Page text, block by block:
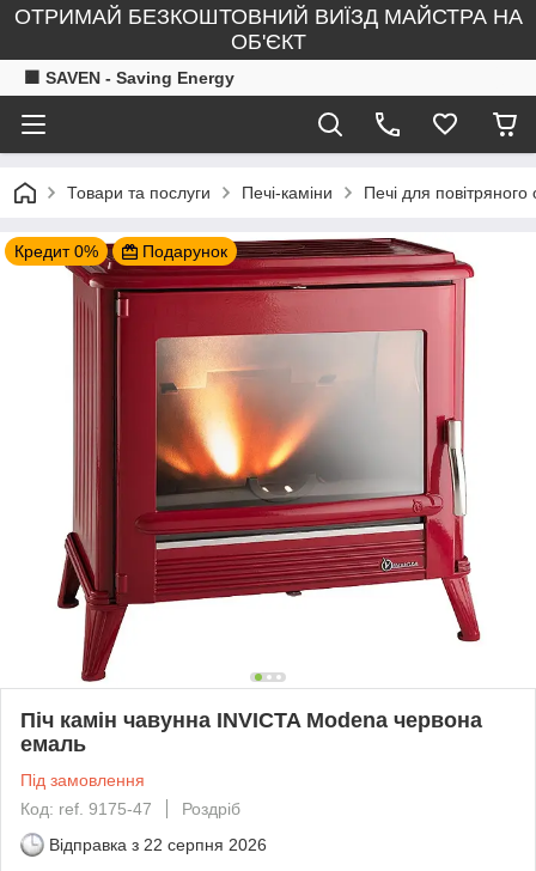
ОТРИМАЙ БЕЗКОШТОВНИЙ ВИЇЗД МАЙСТРА НА
ОБ'ЄКТ
🟧 SAVEN - Saving Energy
Товари та послуги Печі-каміни Печі для
Кредит 0% Подарунок
Піч камін чавунна INVICTA Modena червона
емаль
Під замовлення
Код: ref. 9175-47
Роздріб
Відправка з 22 серпня 2026